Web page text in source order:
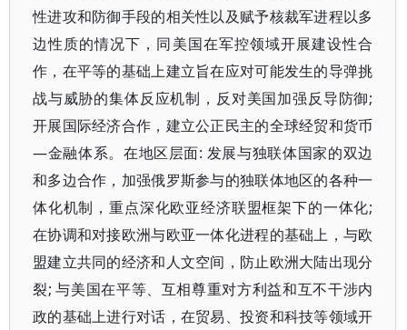
性进攻和防御手段的相关性以及赋予核裁军进程以多
边性质的情况下，同美国在军控领域开展建设性合
作，在平等的基础上建立旨在应对可能发生的导弹挑
战与威胁的集体反应机制，反对美国加强反导防御;
开展国际经济合作，建立公正民主的全球经贸和货币
—金融体系。在地区层面: 发展与独联体国家的双边
和多边合作，加强俄罗斯参与的独联体地区的各种一
体化机制，重点深化欧亚经济联盟框架下的一体化;
在协调和对接欧洲与欧亚一体化进程的基础上，与欧
盟建立共同的经济和人文空间，防止欧洲大陆出现分
裂; 与美国在平等、互相尊重对方利益和互不干涉内
政的基础上进行对话，在贸易、投资和科技等领域开